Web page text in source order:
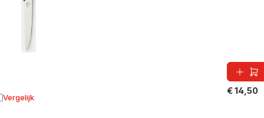
€ 14,50
Vergelijk aan vergelijking